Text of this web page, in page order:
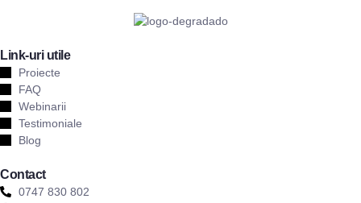
Link-uri utile
Proiecte
FAQ
Webinarii
Testimoniale
Blog
Contact
0747 830 802